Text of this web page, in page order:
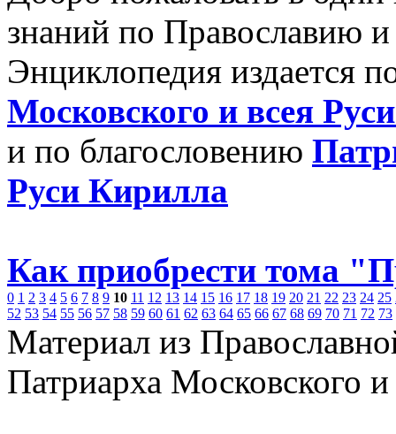
знаний по Православию
Энциклопедия издается
Московского и всея
и по благословению
Руси Кирилла
Как приобрести тома
0 1 2 3 4 5 6 7 8 9 10 11 12 13 14 15 16 17 18 19 20 21 22 23 24 25
52 53 54 55 56 57 58 59 60 61 62 63 64 65 66 67 68 69 70 71 72 73
Материал из
Патриарха Московского